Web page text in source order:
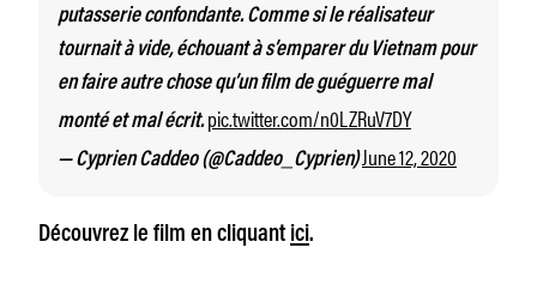
putasserie confondante. Comme si le réalisateur
tournait à vide, échouant à s’emparer du Vietnam pour
en faire autre chose qu’un film de guéguerre mal
monté et mal écrit.pic.twitter.com/n0LZRuV7DY
— Cyprien Caddeo (@Caddeo_Cyprien)June 12, 2020
Découvrez le film en cliquant ici.